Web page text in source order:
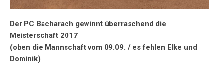
Der PC Bacharach gewinnt überraschend die
Meisterschaft 2017
(oben die Mannschaft vom 09.09. / es fehlen Elke und
Dominik)